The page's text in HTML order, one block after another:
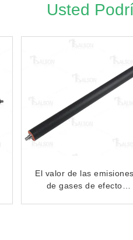
Usted
Compatible
NROLI1840FCZZ Roller